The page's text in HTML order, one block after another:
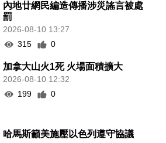
內地廿網民編造傳播涉災謠言被處
罰
2026-08-10 13:27
315
0
加拿大山火1死 火場面積擴大
2026-08-10 12:32
199
0
哈馬斯籲美施壓以色列遵守協議